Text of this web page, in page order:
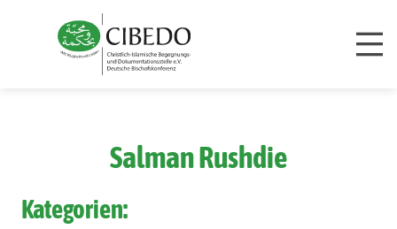
Salman Rushdie
Kategorien: